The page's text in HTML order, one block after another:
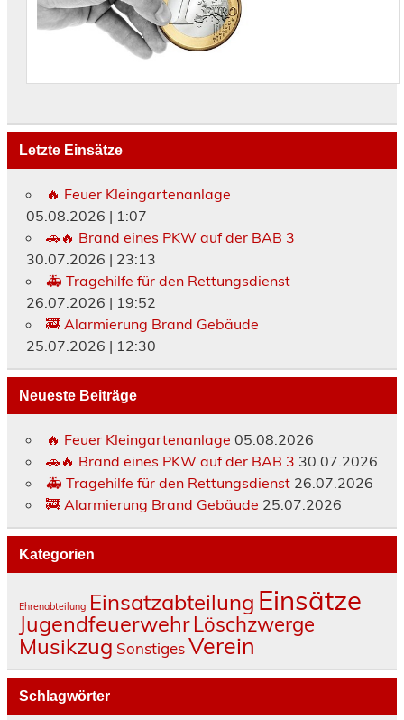
Letzte Einsätze
🔥 Feuer Kleingartenanlage
05.08.2026 | 1:07
🚗🔥 Brand eines PKW auf der BAB 3
30.07.2026 | 23:13
🚑 Tragehilfe für den Rettungsdienst
26.07.2026 | 19:52
🚒 Alarmierung Brand Gebäude
25.07.2026 | 12:30
Neueste Beiträge
🔥 Feuer Kleingartenanlage 05.08.2026
🚗🔥 Brand eines PKW auf der BAB 3 30.07.2026
🚑 Tragehilfe für den Rettungsdienst 26.07.2026
🚒 Alarmierung Brand Gebäude 25.07.2026
Kategorien
Ehrenabteilung Einsatzabteilung Einsätze
Jugendfeuerwehr Löschzwerge
Musikzug Sonstiges Verein
Schlagwörter